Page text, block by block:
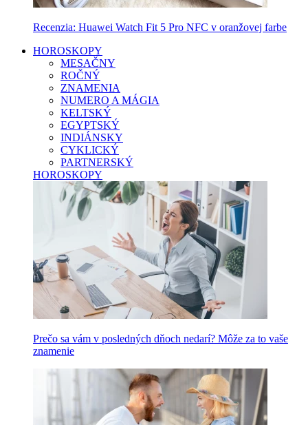
Recenzia: Huawei Watch Fit 5 Pro NFC v oranžovej farbe
HOROSKOPY
MESAČNY
ROČNÝ
ZNAMENIA
NUMERO A MÁGIA
KELTSKÝ
EGYPTSKÝ
INDIÁNSKY
CYKLICKÝ
PARTNERSKÝ
HOROSKOPY
Prečo sa vám v posledných dňoch nedarí? Môže za to vaše
znamenie